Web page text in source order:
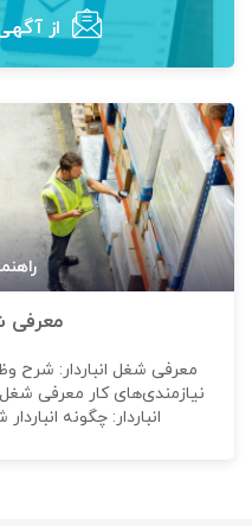
از
معرفی
معرفی شغل انباردار: شرح
نیازمندی‌های کار معرفی
انباردار: چگونه